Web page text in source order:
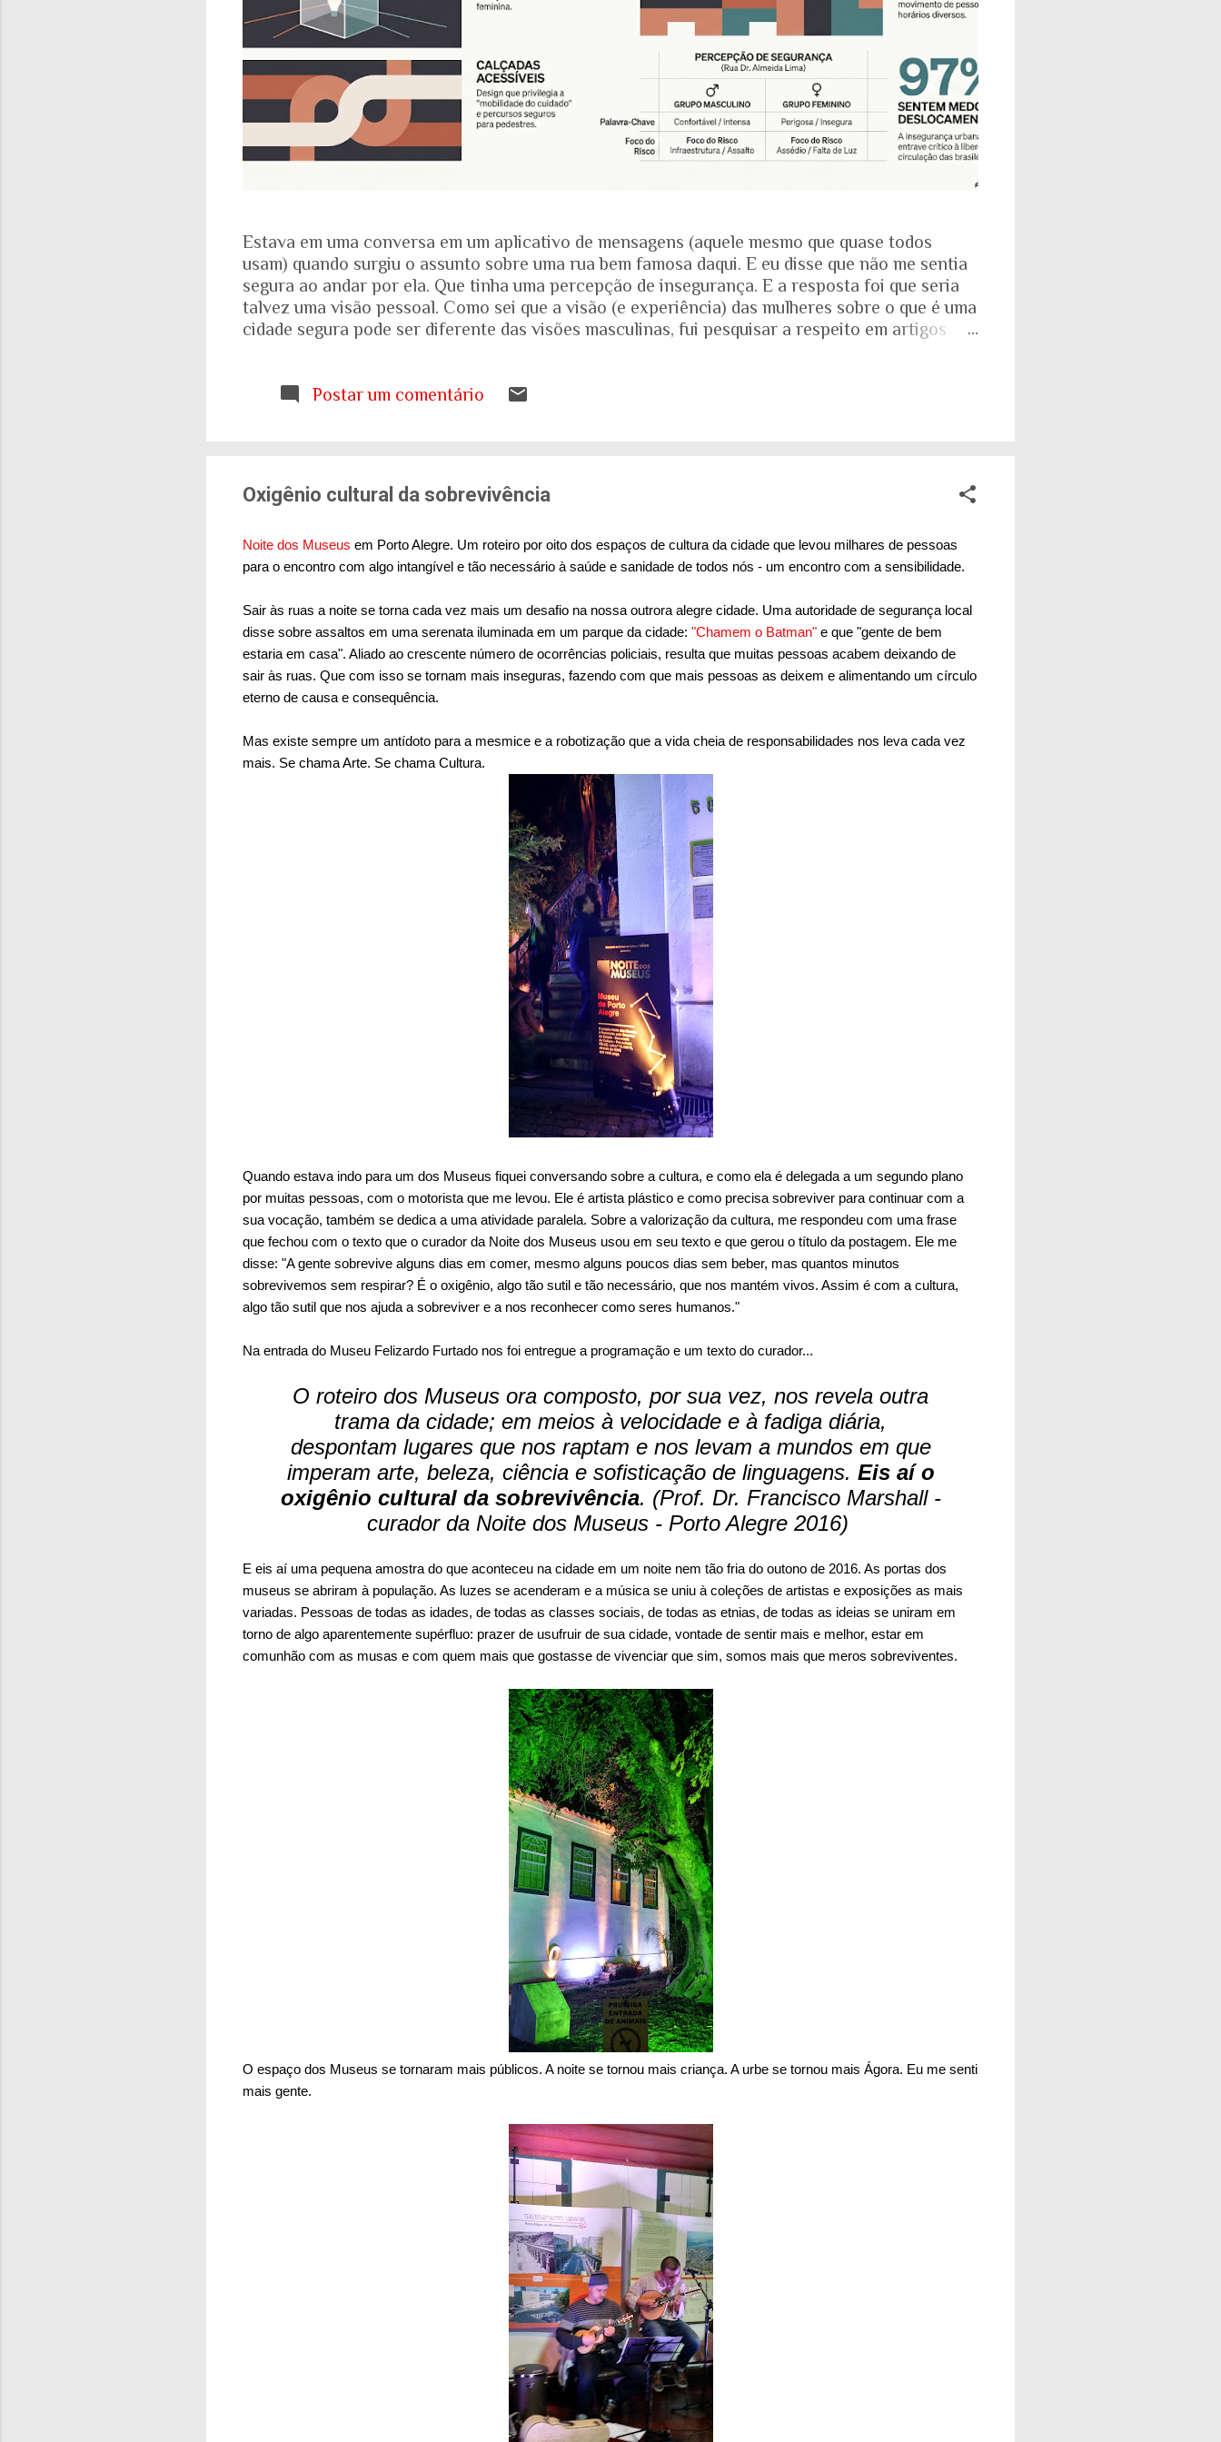
Estava em uma conversa em um aplicativo de mensagens (aquele mesmo que quase todos
usam) quando surgiu o assunto sobre uma rua bem famosa daqui. E eu disse que não me sentia
segura ao andar por ela. Que tinha uma percepção de insegurança. E a resposta foi que seria
talvez uma visão pessoal. Como sei que a visão (e experiência) das mulheres sobre o que é uma
cidade segura pode ser diferente das visões masculinas, fui pesquisar a respeito em artigos
Locomotiva, divulgada em setembro de 2024, mostrou um dado alarmante: que 97% das
sensação isolada. Se per...
Postar um comentário
Oxigênio cultural da sobrevivência
Noite dos Museus em Porto Alegre. Um roteiro por oito dos espaços de cultura da cidade que levou milhares de pessoas
para o encontro com algo intangível e tão necessário à saúde e sanidade de todos nós - um encontro com a sensibilidade.
Sair às ruas a noite se torna cada vez mais um desafio na nossa outrora alegre cidade. Uma autoridade de segurança local
disse sobre assaltos em uma serenata iluminada em um parque da cidade: "Chamem o Batman" e que "gente de bem
estaria em casa". Aliado ao crescente número de ocorrências policiais, resulta que muitas pessoas acabem deixando de
sair às ruas. Que com isso se tornam mais inseguras, fazendo com que mais pessoas as deixem e alimentando um círculo
eterno de causa e consequência.
Mas existe sempre um antídoto para a mesmice e a robotização que a vida cheia de responsabilidades nos leva cada vez
mais. Se chama Arte. Se chama Cultura.
Quando estava indo para um dos Museus fiquei conversando sobre a cultura, e como ela é delegada a um segundo plano
por muitas pessoas, com o motorista que me levou. Ele é artista plástico e como precisa sobreviver para continuar com a
sua vocação, também se dedica a uma atividade paralela. Sobre a valorização da cultura, me respondeu com uma frase
que fechou com o texto que o curador da Noite dos Museus usou em seu texto e que gerou o título da postagem. Ele me
disse: "A gente sobrevive alguns dias em comer, mesmo alguns poucos dias sem beber, mas quantos minutos
sobrevivemos sem respirar? É o oxigênio, algo tão sutil e tão necessário, que nos mantém vivos. Assim é com a cultura,
algo tão sutil que nos ajuda a sobreviver e a nos reconhecer como seres humanos."
Na entrada do Museu Felizardo Furtado nos foi entregue a programação e um texto do curador...
O roteiro dos Museus ora composto, por sua vez, nos revela outra
trama da cidade; em meios à velocidade e à fadiga diária,
despontam lugares que nos raptam e nos levam a mundos em que
imperam arte, beleza, ciência e sofisticação de linguagens. Eis aí o
oxigênio cultural da sobrevivência. (Prof. Dr. Francisco Marshall -
curador da Noite dos Museus - Porto Alegre 2016)
E eis aí uma pequena amostra do que aconteceu na cidade em um noite nem tão fria do outono de 2016. As portas dos
museus se abriram à população. As luzes se acenderam e a música se uniu à coleções de artistas e exposições as mais
variadas. Pessoas de todas as idades, de todas as classes sociais, de todas as etnias, de todas as ideias se uniram em
torno de algo aparentemente supérfluo: prazer de usufruir de sua cidade, vontade de sentir mais e melhor, estar em
comunhão com as musas e com quem mais que gostasse de vivenciar que sim, somos mais que meros sobreviventes.
O espaço dos Museus se tornaram mais públicos. A noite se tornou mais criança. A urbe se tornou mais Ágora. Eu me senti
mais gente.